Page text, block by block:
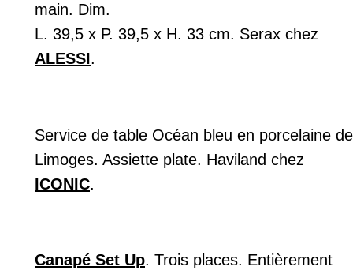
main. Dim.
L. 39,5 x P. 39,5 x H. 33 cm. Serax chez
ALESSI.
Service de table Océan bleu en porcelaine de
Limoges. Assiette plate. Haviland chez
ICONIC.
Canapé Set Up. Trois places. Entièrement